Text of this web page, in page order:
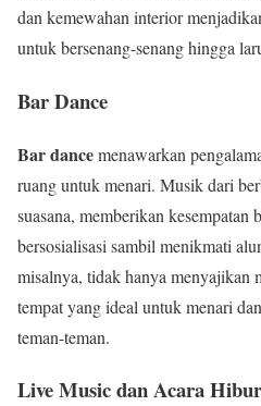
dan kemewahan interior
untuk bersenang-senang hingga
Bar Dance
Bar dancemenawarkan
ruang untuk menari. Musik dari
suasana, memberikan
bersosialisasi sambil menikmati
misalnya, tidak hanya menyajikan
tempat yang ideal untuk menari
teman-teman.
Live Music dan Acara